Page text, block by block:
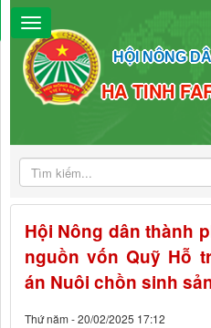
HỘI NÔNG
HA TINH
Hội Nông dân thành
nguồn vốn Quỹ Hỗ
án Nuôi chồn sinh
Thứ năm - 20/02/2025 17:12